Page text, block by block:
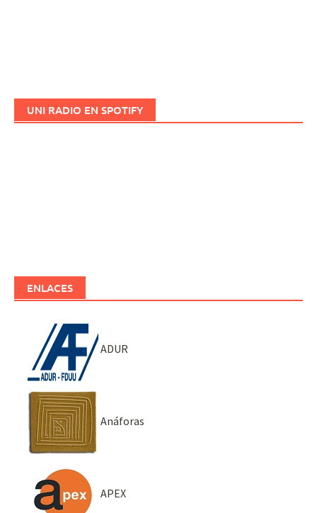
UNI RADIO EN SPOTIFY
ENLACES
ADUR
Anáforas
APEX